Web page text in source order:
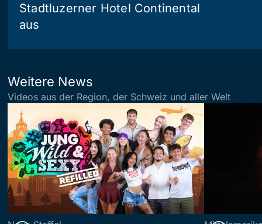
Stadtluzerner Hotel Continental
aus
Weitere News
Videos aus der Region, der Schweiz und aller Welt